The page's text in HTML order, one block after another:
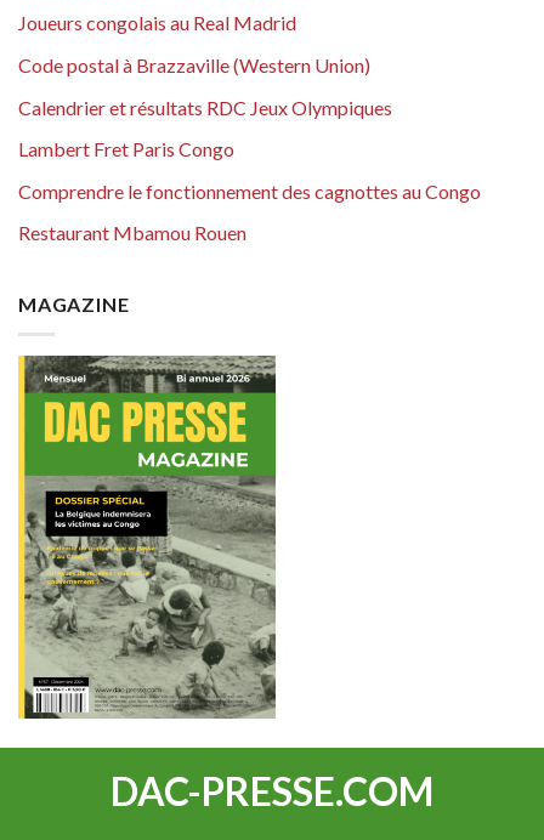
Joueurs congolais au Real Madrid
Code postal à Brazzaville (Western Union)
Calendrier et résultats RDC Jeux Olympiques
Lambert Fret Paris Congo
Comprendre le fonctionnement des cagnottes au Congo
Restaurant Mbamou Rouen
MAGAZINE
DAC-PRESSE.COM